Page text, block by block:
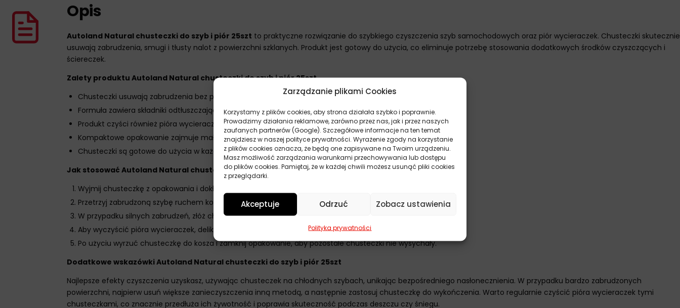
Zarządzanie plikami Cookies
Korzystamy z plików cookies, aby strona działała szybko i poprawnie.
Prowadzimy działania reklamowe, zarówno przez nas, jak i przez naszych
zaufanych partnerów (Google). Szczegółowe informacje na ten temat
znajdziesz w naszej polityce prywatności. Wyrażenie zgody na korzystanie
z plików cookies oznacza, że będą one zapisywane na Twoim urządzeniu.
Masz możliwość zarządzania warunkami przechowywania lub dostępu
do plików cookies. Pamiętaj, że w każdej chwili możesz usunąć pliki cookies
z przeglądarki.
Akceptuje Odrzuć Zobacz ustawienia
Polityka prywatności
Opis
Autoland Natural chusteczki do szyb i piór 25szt to praktyczne rozwiązanie do szybkiego czyszczenia szyb samochodowych oraz piór wycieraczek. Chusteczki skutecznie
usuwają zabrudzenia, smugi i tłusty nalot z powierzchni szklanych. Produkt jest gotowy do użycia, co eliminuje potrzebę stosowania dodatkowych środków czyszczących i
ściereczek.
Zalety produktu Autoland Natural chusteczki do szyb i piór 25szt
Chusteczki usuwają zabrudzenia bez pozostawiania smug na szybach.
Formuła zawiera składniki odtłuszczające, które radzą sobie z owadami i pyłem drogowym.
Produkt czyści również pióra wycieraczek, poprawiając ich działanie podczas deszczu.
Kompaktowe opakowanie zajmuje mało miejsca i można je przechowywać w schowku samochodowym.
Chusteczki są gotowe do użycia w każdej sytuacji, bez potrzeby dostępu do wody.
Jak stosować Autoland Natural chusteczki do szyb i piór 25szt
Wyjmij chusteczkę z opakowania i dokładnie rozłóż.
Przetrzyj zabrudzoną szybę ruchem kolistym, zaczynając od górnej części.
W przypadku silnych zabrudzeń, złóż chusteczkę na czystą stronę i powtórz czyszczenie.
Aby wyczyścić pióra wycieraczek, delikatnie przesuń złożoną chusteczkę wzdłuż całej długości gumy.
Po użyciu wyrzuć chusteczkę do kosza i zamknij opakowanie, aby pozostałe chusteczki nie wysychały.
Dodatkowe wskazówki Autoland Natural chusteczki do szyb i piór 25szt
Najlepsze efekty czyszczenia uzyskasz, używając chusteczek na chłodnych szybach, unikając bezpośredniego nasłonecznienia. W przypadku bardzo zabrudzonych
powierzchni, najpierw usuń większe zanieczyszczenia inną metodą, a następnie zastosuj chusteczkę do wykończenia. Warto regularnie czyścić pióra wycieraczek tymi
chusteczkami, co znacznie przedłuża ich żywotność i poprawia skuteczność podczas deszczu czy śniegu.